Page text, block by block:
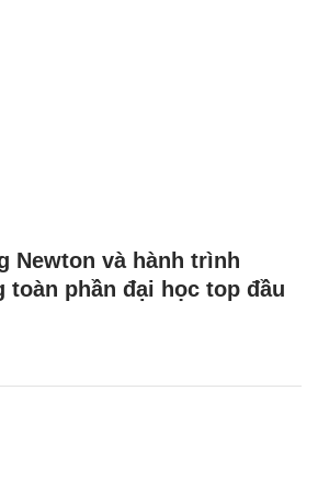
Newton và hành trình
toàn phần đại học top đầu